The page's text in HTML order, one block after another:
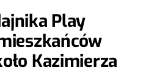
Play
Kazimierza